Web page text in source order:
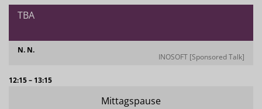
TBA
N. N.
INOSOFT [Sponsored Talk]
12:15 – 13:15
Mittagspause